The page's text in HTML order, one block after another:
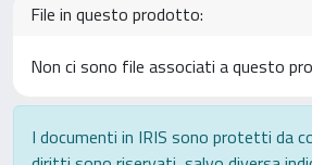
File in questo prodotto:
Non ci sono file associati a questo
I documenti in IRIS sono protetti da